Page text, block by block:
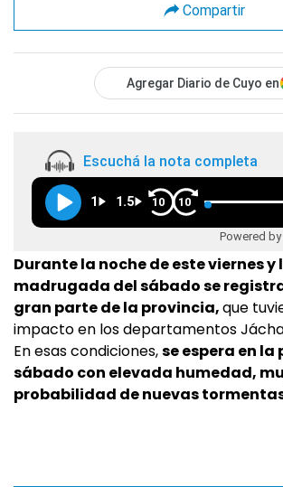
Compartir
Agregar Diario de Cuyo en
Escuchá la nota completa
1 1.5 10 10
Powered
Durante la noche de este viernes y
madrugada del sábado se
gran parte de la provincia,que
impacto en los departamentos
En esas condiciones,se espera en
sábado con elevada humedad,
probabilidad de nuevas